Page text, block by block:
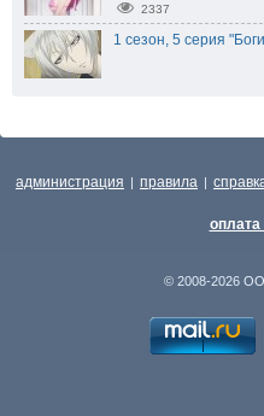
2337
1 сезон, 5 серия
администрация | правила |
оплата
© 2008-2026